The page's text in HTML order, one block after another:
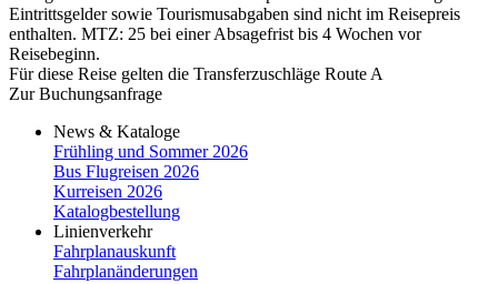
Eintrittsgelder sowie Tourismusabgaben sind nicht im Reisepreis
enthalten. MTZ: 25 bei einer Absagefrist bis 4 Wochen vor
Reisebeginn.
Für diese Reise gelten die Transferzuschläge Route A
Zur Buchungsanfrage
News & Kataloge
Frühling und Sommer 2026
Bus Flugreisen 2026
Kurreisen 2026
Katalogbestellung
Linienverkehr
Fahrplanauskunft
Fahrplanänderungen